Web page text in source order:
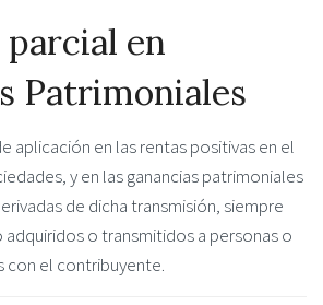
en
Patrimoniales
aplicación en las rentas positivas en el
y en las ganancias patrimoniales
de dicha transmisión, siempre
adquiridos o transmitidos a personas o
con el contribuyente.